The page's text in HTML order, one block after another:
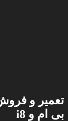
تعمیر و
بی ام و